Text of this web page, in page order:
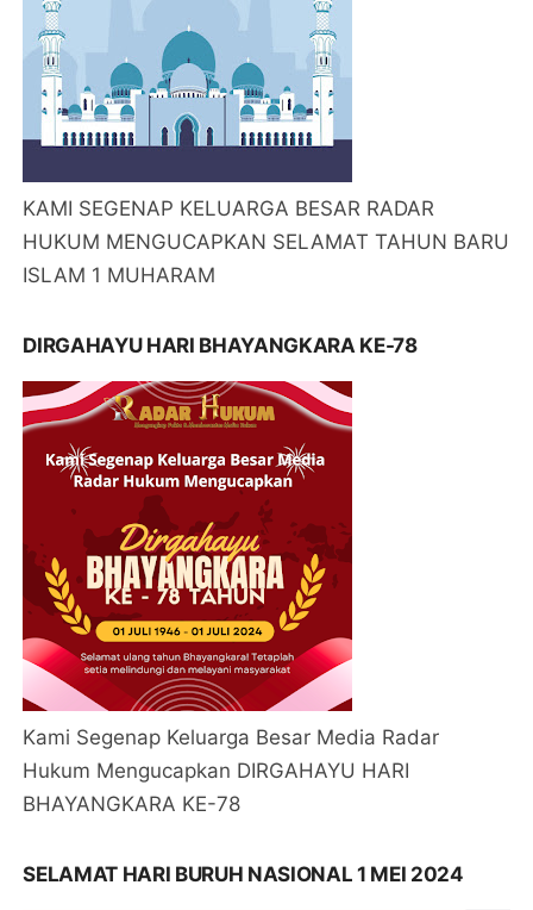
KAMI SEGENAP KELUARGA BESAR RADAR
HUKUM MENGUCAPKAN SELAMAT TAHUN BARU
ISLAM 1 MUHARAM
DIRGAHAYU HARI BHAYANGKARA KE-78
Kami Segenap Keluarga Besar Media Radar
Hukum Mengucapkan DIRGAHAYU HARI
BHAYANGKARA KE-78
SELAMAT HARI BURUH NASIONAL 1 MEI 2024